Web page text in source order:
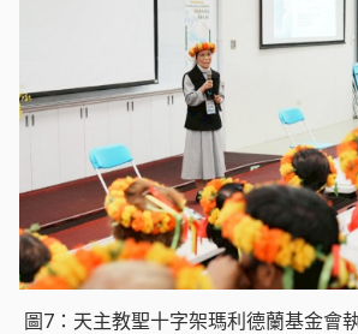
圖7：天主教聖十字架瑪利德蘭基金會